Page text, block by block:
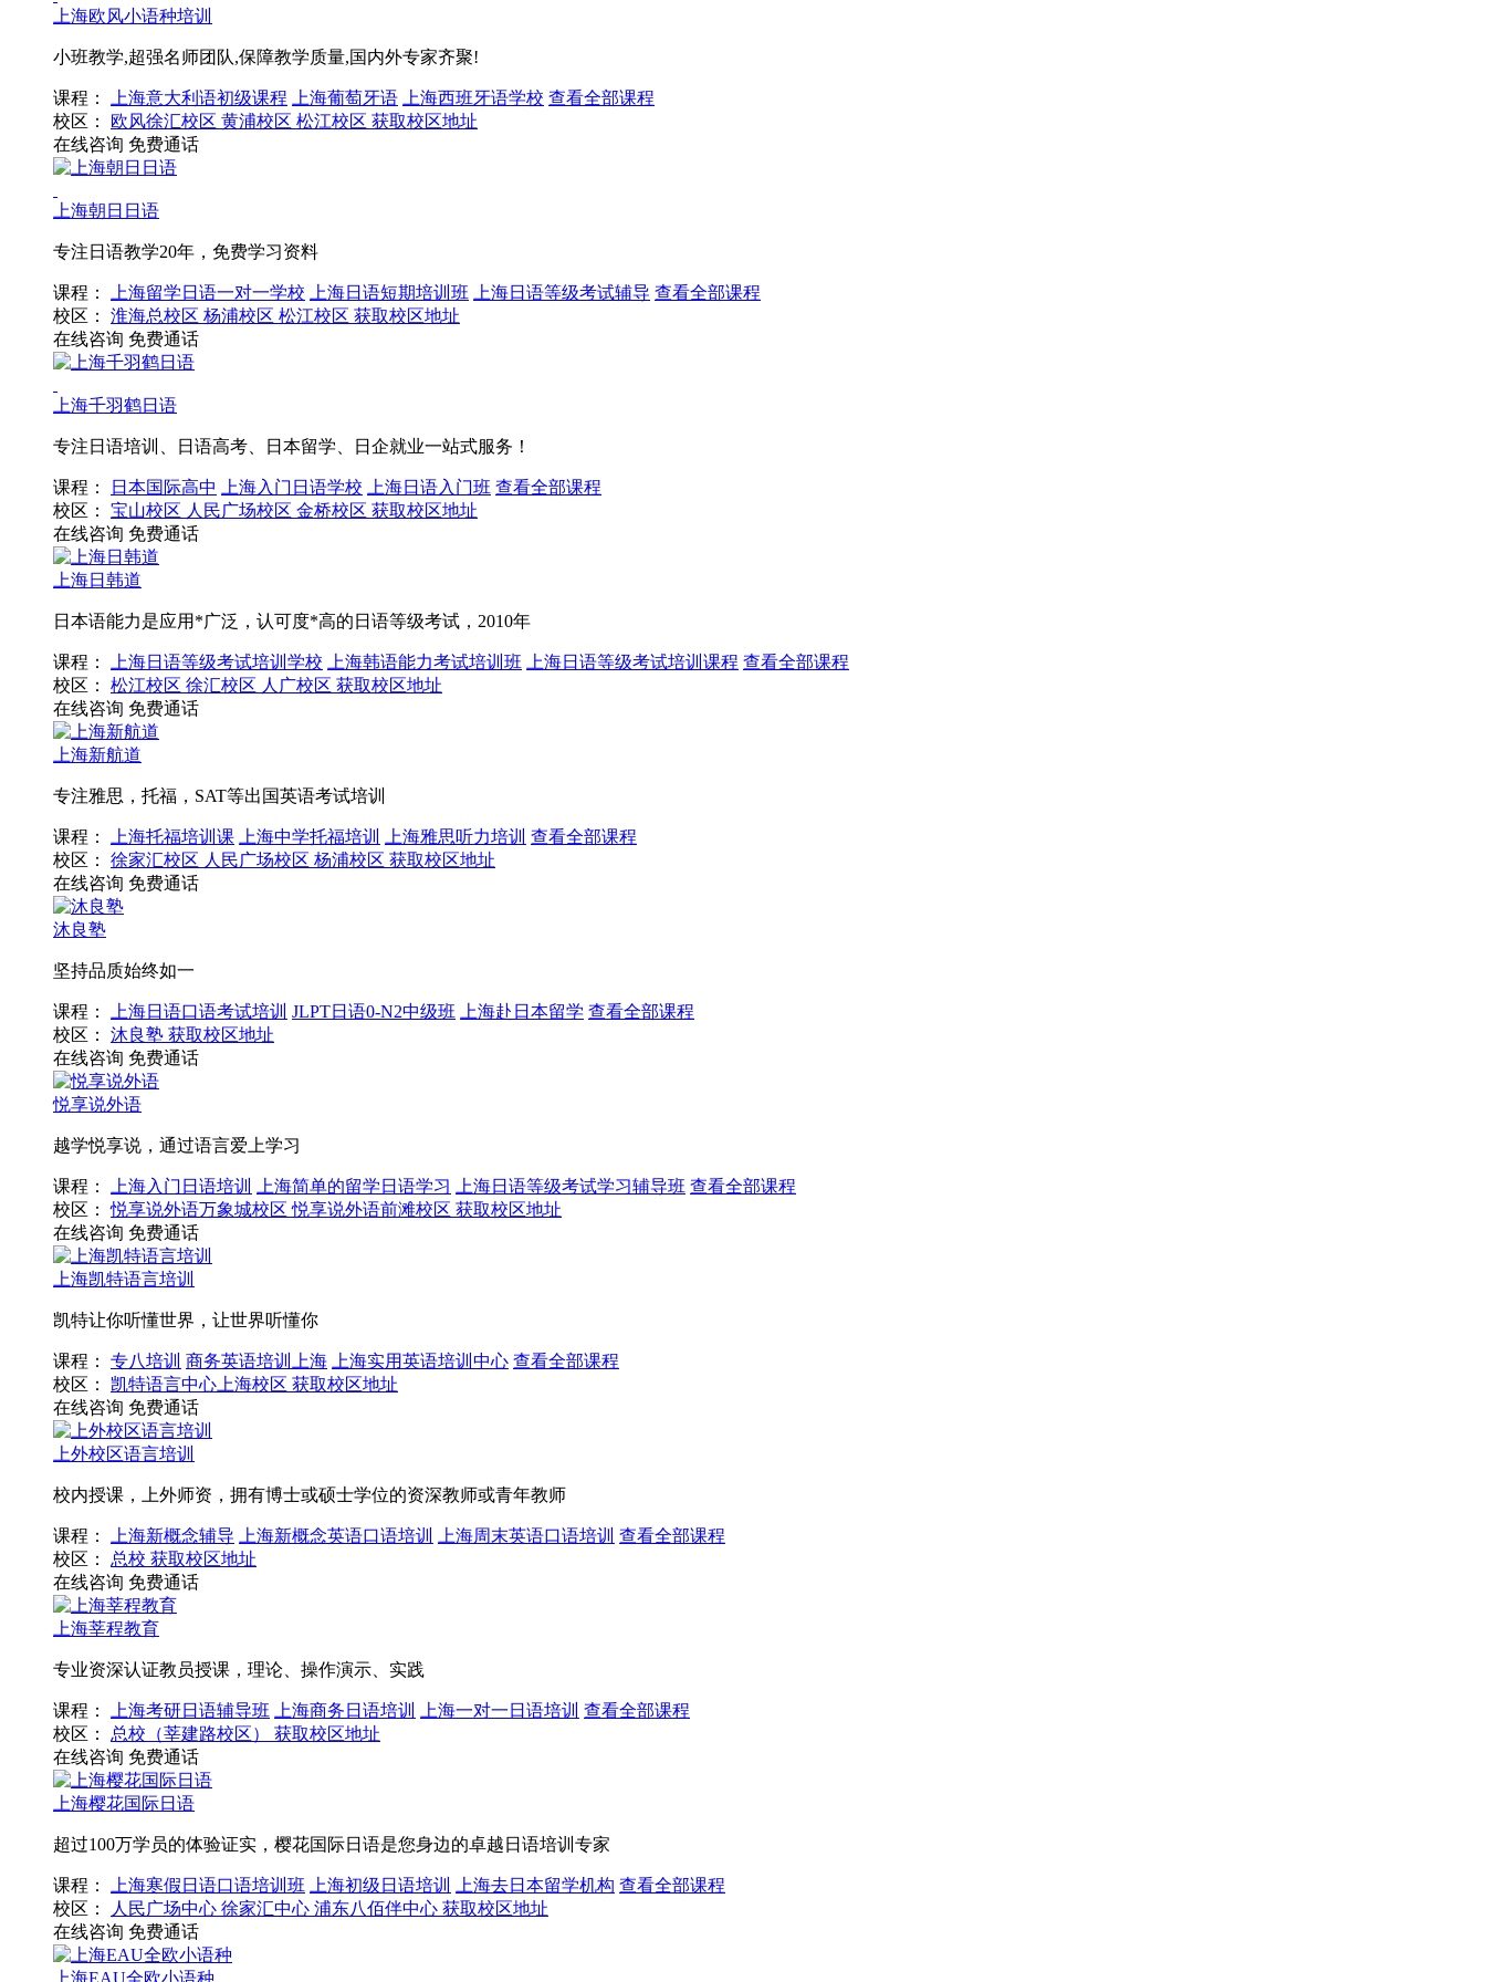
上海欧风小语种培训
小班教学,超强名师团队,保障教学质量,国内外专家齐聚!
课程： 上海意大利语初级课程 上海葡萄牙语 上海西班牙语学校 查看全部课程
校区：
欧风徐汇校区 黄浦校区 松江校区 获取校区地址
在线咨询 免费通话
上海朝日日语
专注日语教学20年，免费学习资料
课程： 上海留学日语一对一学校 上海日语短期培训班 上海日语等级考试辅导 查看全部课程
校区：
淮海总校区 杨浦校区 松江校区 获取校区地址
在线咨询 免费通话
上海千羽鹤日语
专注日语培训、日语高考、日本留学、日企就业一站式服务！
课程： 日本国际高中 上海入门日语学校 上海日语入门班 查看全部课程
校区：
宝山校区 人民广场校区 金桥校区 获取校区地址
在线咨询 免费通话
上海日韩道
日本语能力是应用*广泛，认可度*高的日语等级考试，2010年
课程： 上海日语等级考试培训学校 上海韩语能力考试培训班 上海日语等级考试培训课程 查看全部课程
校区：
松江校区 徐汇校区 人广校区 获取校区地址
在线咨询 免费通话
上海新航道
专注雅思，托福，SAT等出国英语考试培训
课程： 上海托福培训课 上海中学托福培训 上海雅思听力培训 查看全部课程
校区：
徐家汇校区 人民广场校区 杨浦校区 获取校区地址
在线咨询 免费通话
沐良塾
坚持品质始终如一
课程： 上海日语口语考试培训 JLPT日语0-N2中级班 上海赴日本留学 查看全部课程
校区：
沐良塾 获取校区地址
在线咨询 免费通话
悦享说外语
越学悦享说，通过语言爱上学习
课程： 上海入门日语培训 上海简单的留学日语学习 上海日语等级考试学习辅导班 查看全部课程
校区：
悦享说外语万象城校区 悦享说外语前滩校区 获取校区地址
在线咨询 免费通话
上海凯特语言培训
凯特让你听懂世界，让世界听懂你
课程： 专八培训 商务英语培训上海 上海实用英语培训中心 查看全部课程
校区：
凯特语言中心上海校区 获取校区地址
在线咨询 免费通话
上外校区语言培训
校内授课，上外师资，拥有博士或硕士学位的资深教师或青年教师
课程： 上海新概念辅导 上海新概念英语口语培训 上海周末英语口语培训 查看全部课程
校区：
总校 获取校区地址
在线咨询 免费通话
上海莘程教育
专业资深认证教员授课，理论、操作演示、实践
课程： 上海考研日语辅导班 上海商务日语培训 上海一对一日语培训 查看全部课程
校区：
总校（莘建路校区）
获取校区地址
在线咨询 免费通话
上海樱花国际日语
超过100万学员的体验证实，樱花国际日语是您身边的卓越日语培训专家
课程： 上海寒假日语口语培训班 上海初级日语培训 上海去日本留学机构 查看全部课程
校区：
人民广场中心 徐家汇中心 浦东八佰伴中心 获取校区地址
在线咨询 免费通话
上海EAU全欧小语种